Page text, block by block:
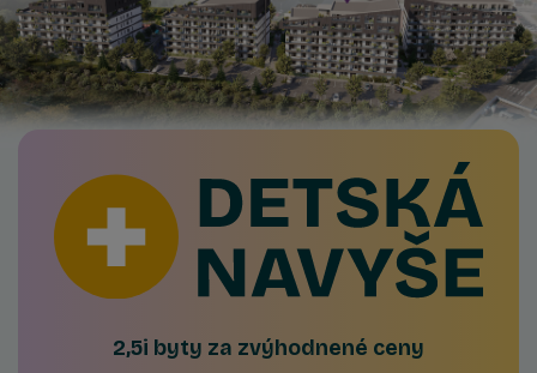
2,5i byty za zvýhodnené ceny